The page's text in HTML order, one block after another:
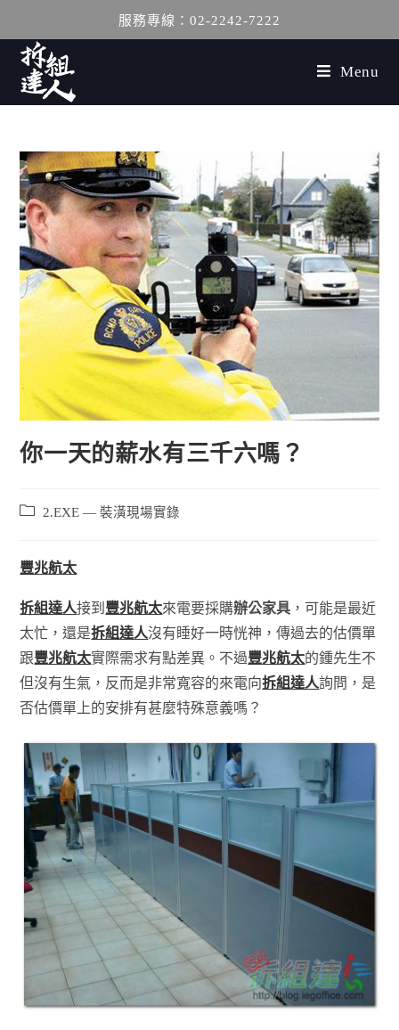
服務專線：02-2242-7222
Menu
你一天的薪水有三千六嗎？
2.EXE — 裝潢現場實錄
豐兆航太
拆組達人接到 豐兆航太來電要採購辦公家具 ，可能是最近
太忙，還是拆組達人沒有睡好一時恍神，傳過去的估價單
跟豐兆航太實際需求有點差異。不過豐兆航太的鍾先生不
但沒有生氣，反而是非常寬容的來電向拆組達人詢問，是
否估價單上的安排有甚麼特殊意義嗎？